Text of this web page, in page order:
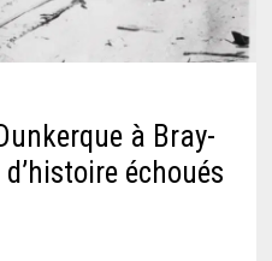
à Bray-
échoués